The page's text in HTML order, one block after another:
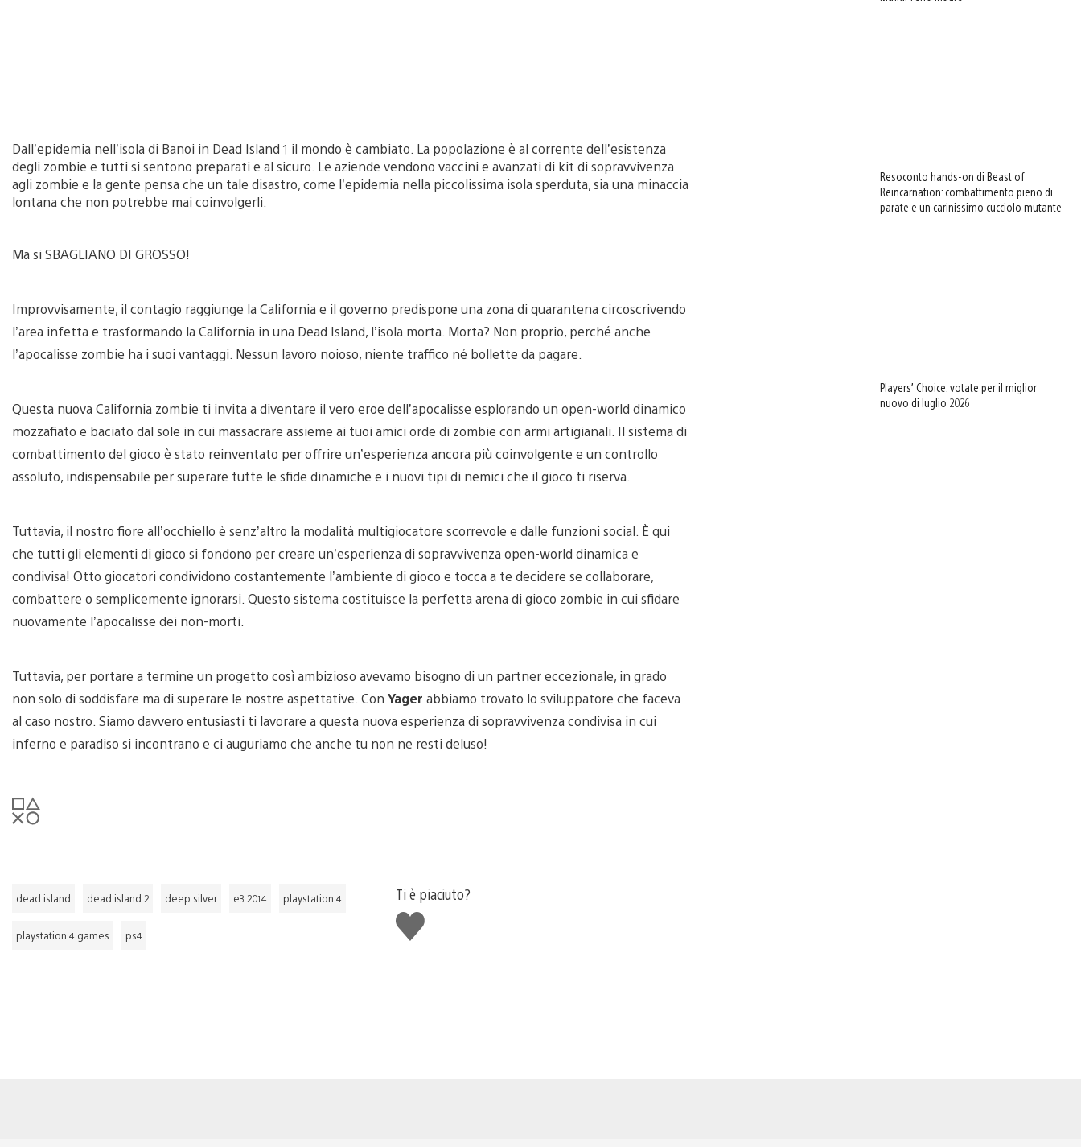
Dall’epidemia nell’isola di Banoi in Dead Island 1 il mondo è cambiato. La popolazione è al corrente dell’esistenza
degli zombie e tutti si sentono preparati e al sicuro. Le aziende vendono vaccini e avanzati di kit di sopravvivenza
agli zombie e la gente pensa che un tale disastro, come l’epidemia nella piccolissima isola sperduta, sia una minaccia
lontana che non potrebbe mai coinvolgerli.
Ma si SBAGLIANO DI GROSSO!
Improvvisamente, il contagio raggiunge la California e il governo predispone una zona di quarantena circoscrivendo
l’area infetta e trasformando la California in una Dead Island, l’isola morta. Morta? Non proprio, perché anche
l’apocalisse zombie ha i suoi vantaggi. Nessun lavoro noioso, niente traffico né bollette da pagare.
Questa nuova California zombie ti invita a diventare il vero eroe dell’apocalisse esplorando un open-world dinamico
mozzafiato e baciato dal sole in cui massacrare assieme ai tuoi amici orde di zombie con armi artigianali. Il sistema di
combattimento del gioco è stato reinventato per offrire un’esperienza ancora più coinvolgente e un controllo
assoluto, indispensabile per superare tutte le sfide dinamiche e i nuovi tipi di nemici che il gioco ti riserva.
Tuttavia, il nostro fiore all’occhiello è senz’altro la modalità multigiocatore scorrevole e dalle funzioni social. È qui
che tutti gli elementi di gioco si fondono per creare un’esperienza di sopravvivenza open-world dinamica e
condivisa! Otto giocatori condividono costantemente l’ambiente di gioco e tocca a te decidere se collaborare,
combattere o semplicemente ignorarsi. Questo sistema costituisce la perfetta arena di gioco zombie in cui sfidare
nuovamente l’apocalisse dei non-morti.
Tuttavia, per portare a termine un progetto così ambizioso avevamo bisogno di un partner eccezionale, in grado
non solo di soddisfare ma di superare le nostre aspettative. Con Yager abbiamo trovato lo sviluppatore che faceva
al caso nostro. Siamo davvero entusiasti ti lavorare a questa nuova esperienza di sopravvivenza condivisa in cui
inferno e paradiso si incontrano e ci auguriamo che anche tu non ne resti deluso!
dead island dead island 2 deep silver e3 2014 playstation 4
playstation 4 games ps4
Ti è piaciuto?
Mi
piace
Resoconto hands-on di Beast of
Reincarnation: combattimento pieno di
parate e un carinissimo cucciolo mutante
Players’ Choice: votate per il miglior
nuovo di luglio 2026